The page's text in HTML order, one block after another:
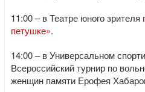
11:00 – в Театре юного зрителя
петушке».
14:00 – в Универсальном
Всероссийский турнир по
женщин памяти Ерофея